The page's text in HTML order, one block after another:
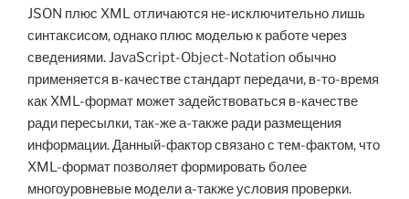
JSON плюс XML отличаются не-исключительно лишь
синтаксисом, однако плюс моделью к работе через
сведениями. JavaScript-Object-Notation обычно
применяется в-качестве стандарт передачи, в-то-время
как XML-формат может задействоваться в-качестве
ради пересылки, так-же а-также ради размещения
информации. Данный-фактор связано с тем-фактом, что
XML-формат позволяет формировать более
многоуровневые модели а-также условия проверки.